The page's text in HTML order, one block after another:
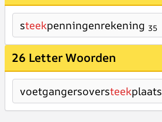
steekpenningenrekening 35
26 Letter Woorden
voetgangersoversteekplaats